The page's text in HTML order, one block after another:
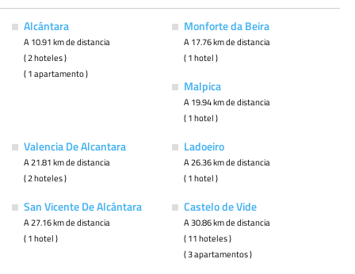
Alcántara
A 10.91 km de distancia
( 2 hoteles )
( 1 apartamento )
Monforte da Beira
A 17.76 km de distancia
( 1 hotel )
Malpica
A 19.94 km de distancia
( 1 hotel )
Valencia De Alcantara
A 21.81 km de distancia
( 2 hoteles )
Ladoeiro
A 26.36 km de distancia
( 1 hotel )
San Vicente De Alcántara
A 27.16 km de distancia
( 1 hotel )
Castelo de Vide
A 30.86 km de distancia
( 11 hoteles )
( 3 apartamentos )